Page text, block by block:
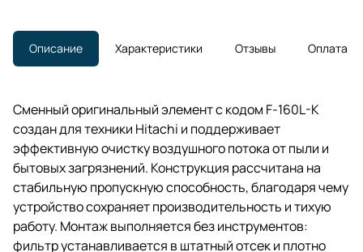
Описание Характеристики Отзывы Оплата
Сменный оригинальный элемент с кодом F-160L-K
создан для техники Hitachi и поддерживает
эффективную очистку воздушного потока от пыли и
бытовых загрязнений. Конструкция рассчитана на
стабильную пропускную способность, благодаря чему
устройство сохраняет производительность и тихую
работу. Монтаж выполняется без инструментов:
фильтр устанавливается в штатный отсек и плотно